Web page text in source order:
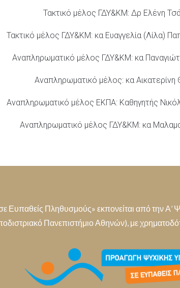
Τακτικό μέλος ΓΔΥ&ΚΜ: Δρ Ελένη
Τακτικό μέλος ΓΔΥ&ΚΜ: κα Ευαγγελία (Λίλα)
Αναπληρωματικό μέλος ΓΔΥ&ΚΜ: κα
Αναπληρωματικό μέλος: κα Αικατερίνη
Αναπληρωματικό μέλος ΕΚΠΑ: Καθηγητής
Αναπληρωματικό μέλος ΓΔΥ&ΚΜ: κα
Πληθυσμούς» εκπονείται από την Α’
Πανεπιστήμιο Αθηνών), με